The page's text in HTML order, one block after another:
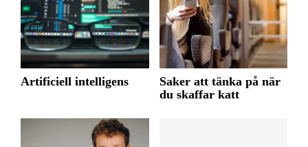
Artificiell intelligens
Saker att tänka på när
du skaffar katt